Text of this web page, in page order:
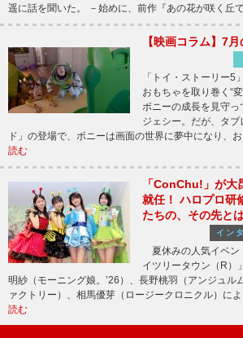
遥に話を聞いた。 －始めに、前作『あの花が咲く丘
【映画コラム】7
「トイ・ストーリー
おもちゃを取り巻く“
ボニーの成長を見守
ジェシー。だが、タ
ド」の登場で、ボニーは画面の世界に夢中になり、
読む
「ConChu!」が大
就任！ ハロプロ研
たちの、その先と
イン
夏休みの人気イベン
イツリータウン（R）
明紗（モーニング娘。’26）、長野桃羽（アンジュル
ァクトリー）、相馬優芽（ロージークロニクル）に
読む